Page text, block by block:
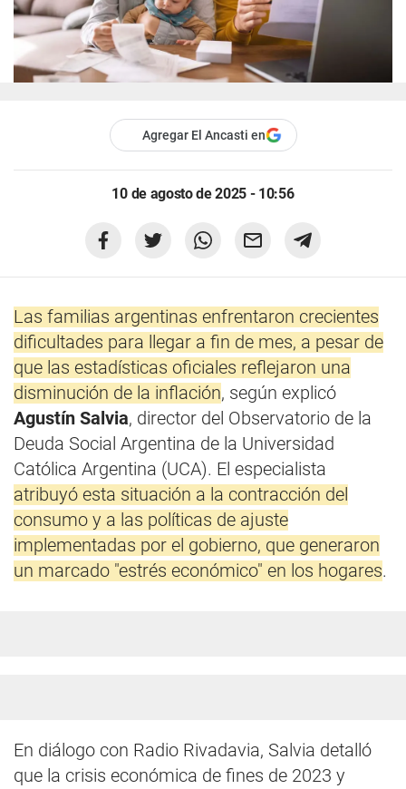
Agregar El Ancasti en
10 de agosto de 2025 - 10:56
Las familias argentinas enfrentaron crecientes
dificultades para llegar a fin de mes, a pesar de
que las estadísticas oficiales reflejaron una
disminución de la inflación, según explicó
Agustín Salvia, director del Observatorio de la
Deuda Social Argentina de la Universidad
Católica Argentina (UCA). El especialista
atribuyó esta situación a la contracción del
consumo y a las políticas de ajuste
implementadas por el gobierno, que generaron
un marcado "estrés económico" en los hogares.
En diálogo con Radio Rivadavia, Salvia detalló
que la crisis económica de fines de 2023 y